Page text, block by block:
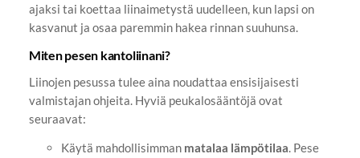
ajaksi tai koettaa liinaimetystä uudelleen, kun lapsi on
kasvanut ja osaa paremmin hakea rinnan suuhunsa.
Miten pesen kantoliinani?
Liinojen pesussa tulee aina noudattaa ensisijaisesti
valmistajan ohjeita. Hyviä peukalosääntöjä ovat
seuraavat:
Käytä mahdollisimman matalaa lämpötilaa. Pese